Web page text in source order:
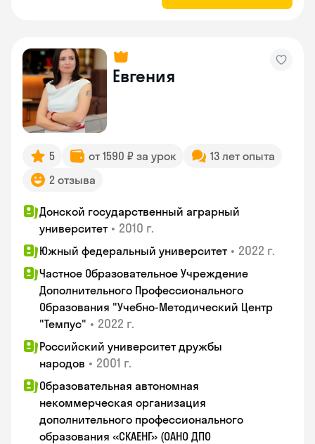
Евгения
5 от 1590 ₽ за урок
13 лет опыта
2 отзыва
Донской государственный аграрный
университет • 2010 г.
Южный федеральный университет • 2022 г.
Частное Образовательное Учреждение
Дополнительного Профессионального
Образования "Учебно-Методический Центр
"Темпус" • 2022 г.
Российский университет дружбы
народов • 2001 г.
Образовательная автономная
некоммерческая организация
дополнительного профессионального
образования «СКАЕНГ» (ОАНО ДПО